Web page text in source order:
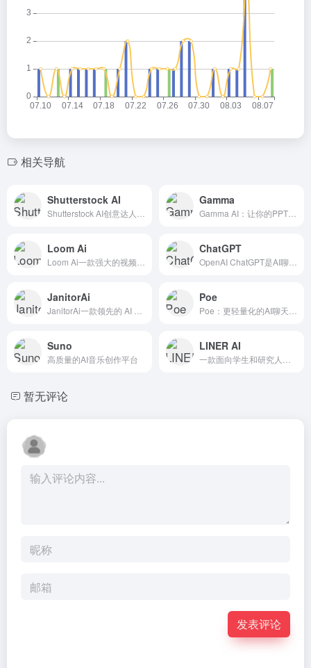
相关导航
Shutterstock AI Gamma
Loom Ai ChatGPT
JanitorAi Poe
Suno
高质量的AI音乐创作平台
LINER AI
暂无评论
发表评论